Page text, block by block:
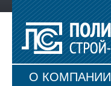
О КОМПАНИИ